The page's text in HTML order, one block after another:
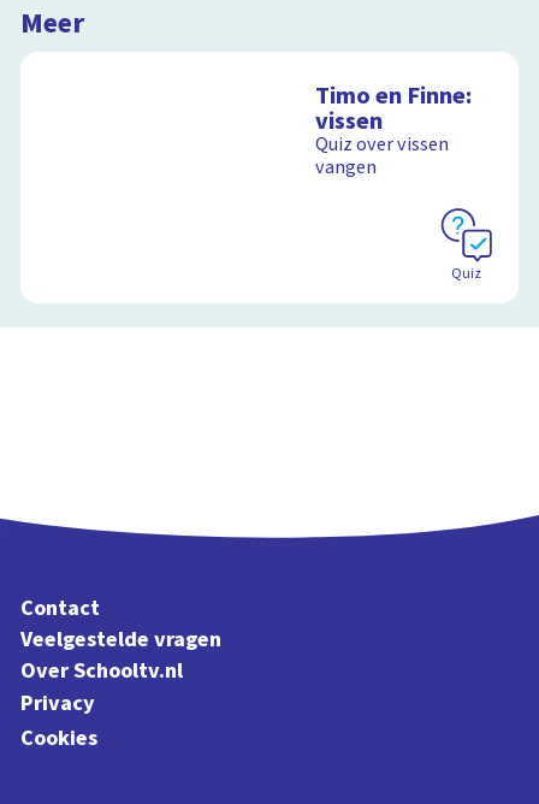
Meer
Timo en Finne:
vissen
Quiz over vissen
vangen
Quiz
Contact
Veelgestelde vragen
Over Schooltv.nl
Privacy
Cookies